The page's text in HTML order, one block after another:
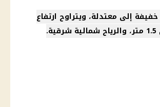
إلى معتدلة، ويتراوح ارتفاع